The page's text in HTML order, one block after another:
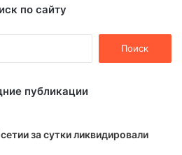
по сайту
публикации
за сутки ликвидировали